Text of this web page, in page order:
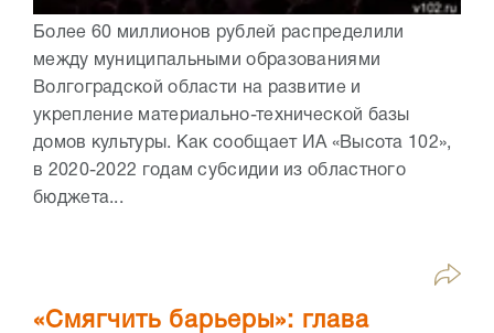
Более 60 миллионов рублей распределили
между муниципальными образованиями
Волгоградской области на развитие и
укрепление материально-технической базы
домов культуры. Как сообщает ИА «Высота 102»,
в 2020-2022 годам субсидии из областного
бюджета...
«Смягчить барьеры»: глава